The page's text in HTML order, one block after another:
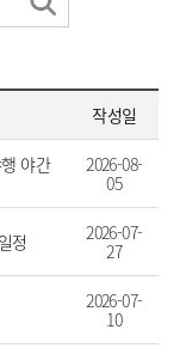
작성일
야간
2026-08-
05
정
2026-07-
27
2026-07-
10